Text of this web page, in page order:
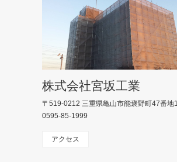
株式会社宮坂工業
〒519-0212 三重県亀山市能褒野町47番地1
0595-85-1999
アクセス